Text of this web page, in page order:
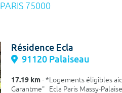
PARIS 75000
Résidence Ecla
91120 Palaiseau
17.19 km- *Logements éligibles
Garantme" Ecla Paris Massy-